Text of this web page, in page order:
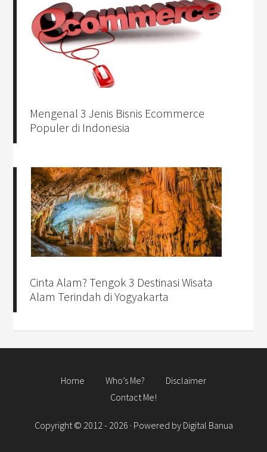
Mengenal 3 Jenis Bisnis Ecommerce
Populer di Indonesia
Cinta Alam? Tengok 3 Destinasi Wisata
Alam Terindah di Yogyakarta
Home Who’s Me?
Disclaimer
Contact Me!
Copyright © 2012 - 2026 · Powered by Digital Banua